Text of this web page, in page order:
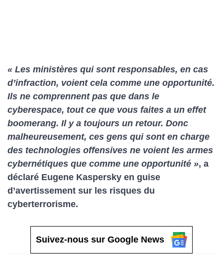
« Les ministères qui sont responsables, en cas
d’infraction, voient cela comme une opportunité.
Ils ne comprennent pas que dans le
cyberespace, tout ce que vous faites a un effet
boomerang. Il y a toujours un retour. Donc
malheureusement, ces gens qui sont en charge
des technologies offensives ne voient les armes
cybernétiques que comme une opportunité », a
déclaré Eugene Kaspersky en guise
d’avertissement sur les risques du
cyberterrorisme.
Suivez-nous sur Google News